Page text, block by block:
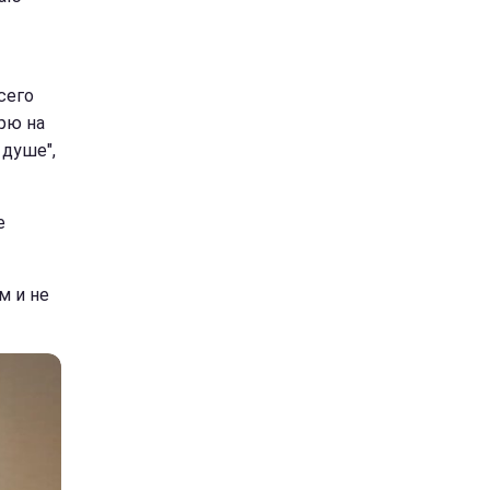
на
душе",
и не